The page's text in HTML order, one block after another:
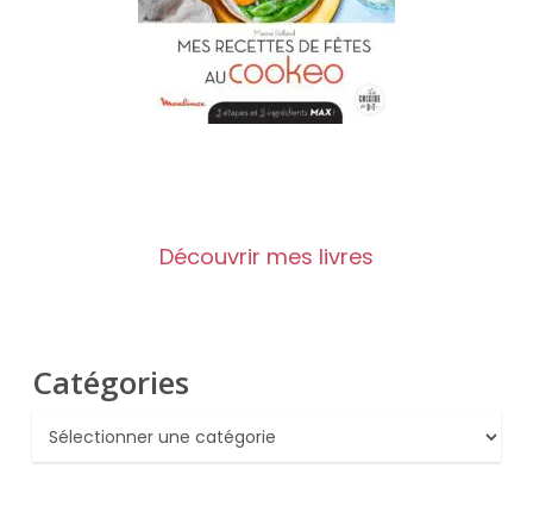
Découvrir mes livres
Catégories
Catégories